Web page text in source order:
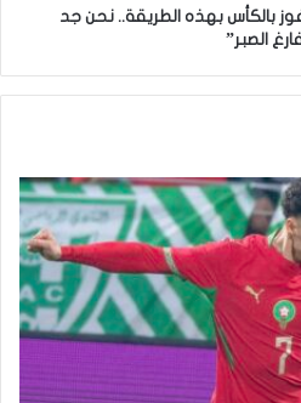
بالكأس بهذه الطريقة.. نحن جد
الصبر”